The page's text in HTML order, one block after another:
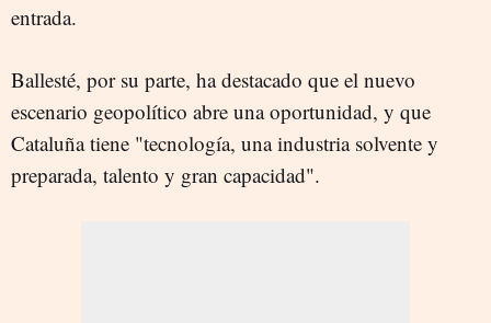
entrada.
Ballesté, por su parte, ha destacado que el nuevo
escenario geopolítico abre una oportunidad, y que
Cataluña tiene "tecnología, una industria solvente y
preparada, talento y gran capacidad".